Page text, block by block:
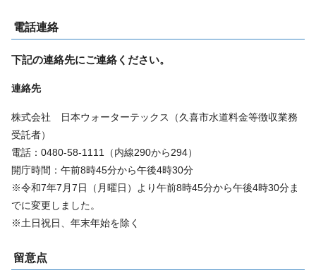
電話連絡
下記の連絡先にご連絡ください。
連絡先
株式会社 日本ウォーターテックス（久喜市水道料金等徴収業務
受託者）
電話：0480-58-1111（内線290から294）
開庁時間：午前8時45分から午後4時30分
※令和7年7月7日（月曜日）より午前8時45分から午後4時30分ま
でに変更しました。
※土日祝日、年末年始を除く
留意点